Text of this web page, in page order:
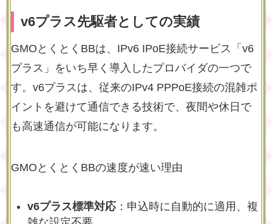
v6プラス先駆者としての実績
GMOとくとくBBは、IPv6 IPoE接続サービス「v6
プラス」をいち早く導入したプロバイダの一つで
す。v6プラスは、従来のIPv4 PPPoE接続の混雑ポ
イントを避けて通信できる技術で、夜間や休日で
も高速通信が可能になります。
GMOとくとくBBの速度が速い理由
v6プラス標準対応：申込時に自動的に適用、複